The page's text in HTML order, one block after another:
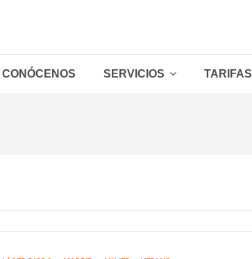
CONÓCENOS SERVICIOS TARIFAS